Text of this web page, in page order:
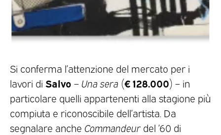
Si conferma l’attenzione del mercato per i
lavori di Salvo – Una sera (€ 128.000) – in
particolare quelli appartenenti alla stagione più
compiuta e riconoscibile dell’artista. Da
segnalare anche Commandeur del ’60 di